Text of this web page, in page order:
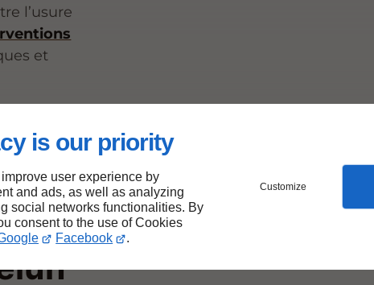
is our priority
user experience by
and ads, as well as analyzing
social networks functionalities. By
consent to the use of Cookies
Facebook .
Customize
l’usure
et